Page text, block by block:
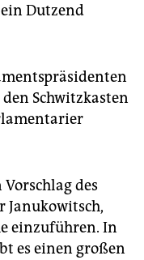
Dutzend
Schwitzkasten
des
Janukowitsch,
einzuführen. In
es einen großen